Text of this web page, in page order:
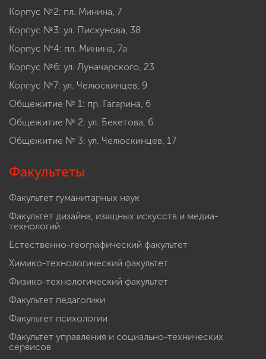
Корпус №2: пл. Минина, 7
Корпус №3: ул. Пискунова, 38
Корпус №4: пл. Минина, 7а
Корпус №6: ул. Луначарского, 23
Корпус №7: ул. Челюскинцев, 9
Общежитие № 1: пр. Гагарина, 6
Общежитие № 2: ул. Бекетова, 6
Общежитие № 3: ул. Челюскинцев, 17
Факультеты
Факультет гуманитарных наук
Факультет дизайна, изящных искусств и медиа-
технологий
Естественно-географический факультет
Химико-технологический факультет
Физико-технологический факультет
Факультет педагогики
Факультет психологии
Факультет управления и социально-технических
сервисов